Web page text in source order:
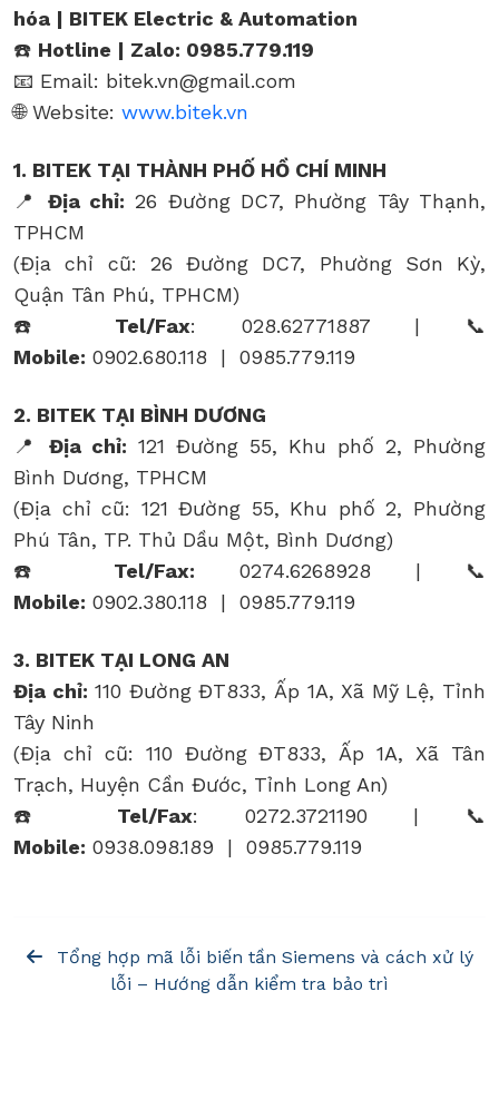
hóa | BITEK Electric & Automation
☎️ Hotline | Zalo: 0985.779.119
📧 Email: bitek.vn@gmail.com
🌐 Website: www.bitek.vn
1. BITEK TẠI THÀNH PHỐ HỒ CHÍ MINH
📍 Địa chỉ: 26 Đường DC7, Phường Tây Thạnh,
TPHCM
(Địa chỉ cũ: 26 Đường DC7, Phường Sơn Kỳ,
Quận Tân Phú, TPHCM)
☎️ Tel/Fax: 028.62771887 | 📞
Mobile: 0902.680.118 | 0985.779.119
2. BITEK TẠI BÌNH DƯƠNG
📍 Địa chỉ: 121 Đường 55, Khu phố 2, Phường
Bình Dương, TPHCM
(Địa chỉ cũ: 121 Đường 55, Khu phố 2, Phường
Phú Tân, TP. Thủ Dầu Một, Bình Dương)
☎️ Tel/Fax: 0274.6268928 | 📞
Mobile: 0902.380.118 | 0985.779.119
3. BITEK TẠI LONG AN
Địa chỉ: 110 Đường ĐT833, Ấp 1A, Xã Mỹ Lệ, Tỉnh
Tây Ninh
(Địa chỉ cũ: 110 Đường ĐT833, Ấp 1A, Xã Tân
Trạch, Huyện Cần Đước, Tỉnh Long An)
☎️ Tel/Fax: 0272.3721190 | 📞
Mobile: 0938.098.189 | 0985.779.119
Tổng hợp mã lỗi biến tần Siemens và cách xử lý
lỗi – Hướng dẫn kiểm tra bảo trì